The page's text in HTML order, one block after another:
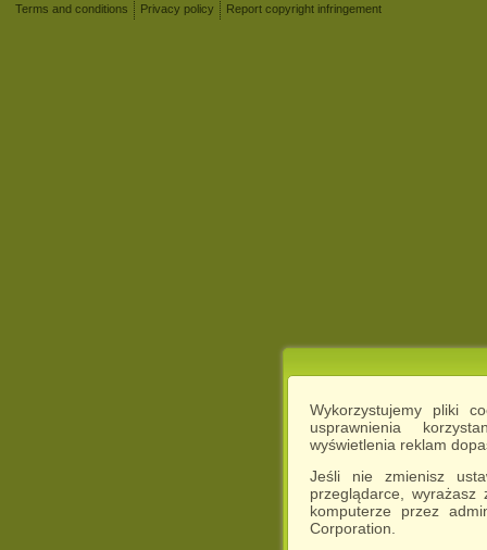
Wykorzystujemy pliki
usprawnienia
wyświetlenia reklam
Jeśli nie zmienisz
przeglądarce,
komputerze przez
Corporation.
Terms and conditions
Privacy policy Report copyright infringement